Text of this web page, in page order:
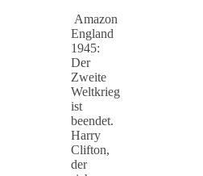
Amazon
England
1945:
Der
Zweite
Weltkrieg
ist
beendet.
Harry
Clifton,
der